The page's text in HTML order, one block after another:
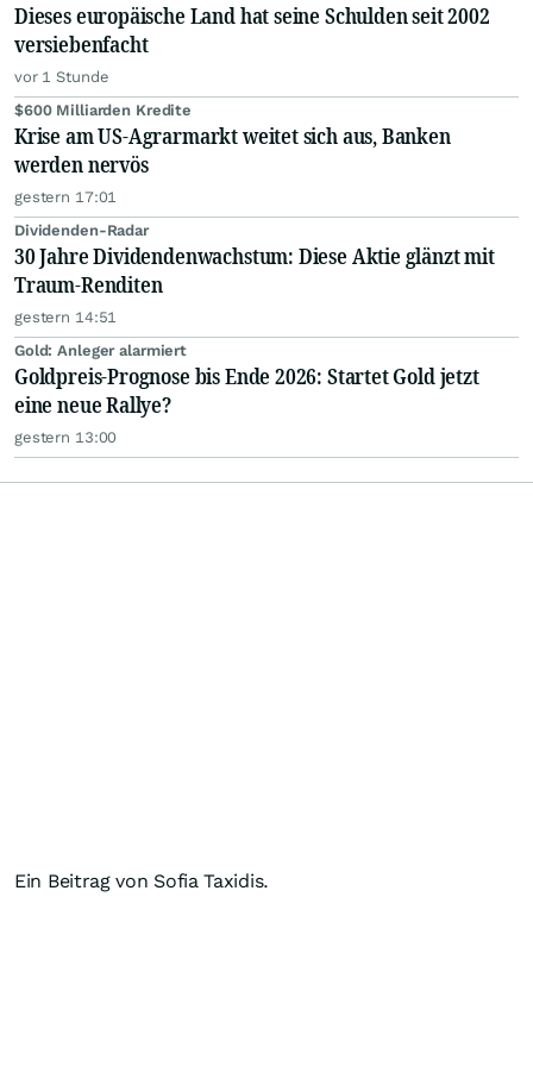
Dieses europäische Land hat seine Schulden seit 2002
versiebenfacht
vor 1 Stunde
$600 Milliarden Kredite
Krise am US-Agrarmarkt weitet sich aus, Banken
werden nervös
gestern 17:01
Dividenden-Radar
30 Jahre Dividendenwachstum: Diese Aktie glänzt mit
Traum-Renditen
gestern 14:51
Gold: Anleger alarmiert
Goldpreis-Prognose bis Ende 2026: Startet Gold jetzt
eine neue Rallye?
gestern 13:00
Ein Beitrag von Sofia Taxidis.